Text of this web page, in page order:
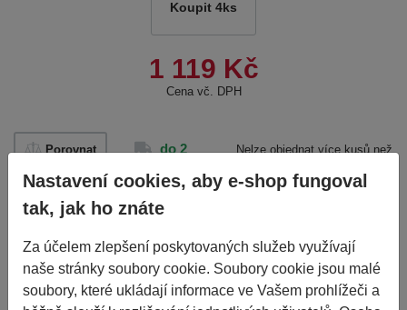
Koupit 4ks
1 119 Kč
Cena vč. DPH
Porovnat
do 2
dnů
Nelze objednat více kusů než
Základní informace
Výrobce TURON
Nastavení cookies, aby e-shop fungoval
tak, jak ho znáte
Za účelem zlepšení poskytovaných služeb využívají
naše stránky soubory cookie. Soubory cookie jsou malé
soubory, které ukládají informace ve Vašem prohlížeči a